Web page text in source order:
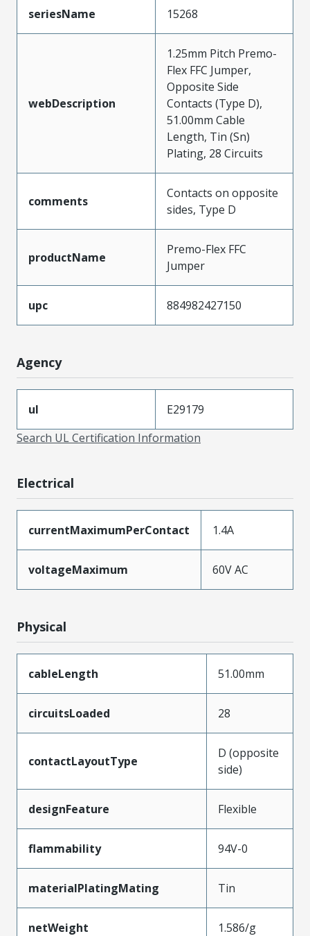
seriesName 15268
webDescription
1.25mm Pitch Premo-
Flex FFC Jumper,
Opposite Side
Contacts (Type D),
51.00mm Cable
Length, Tin (Sn)
Plating, 28 Circuits
comments
Contacts on opposite
sides, Type D
productName
Premo-Flex FFC
Jumper
upc 884982427150
Agency
ul
E29179
Search UL Certification Information
Electrical
currentMaximumPerContact 1.4A
voltageMaximum 60V AC
Physical
cableLength 51.00mm
circuitsLoaded 28
contactLayoutType
D (opposite
side)
designFeature Flexible
flammability 94V-0
materialPlatingMating Tin
netWeight 1.586/g